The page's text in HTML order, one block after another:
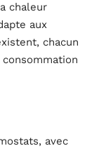
chaleur
aux
chacun
avec